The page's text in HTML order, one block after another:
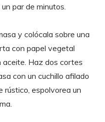
par de minutos.
y colócala sobre una
con papel vegetal
Haz dos cortes
con un cuchillo afilado
rústico, espolvorea un